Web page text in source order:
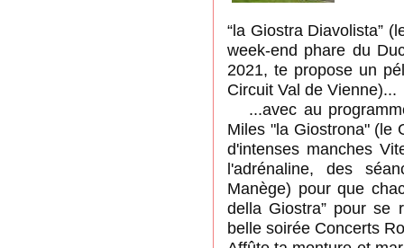
“la Giostra Diavolista”
week-end phare du
2021, te propose un
Circuit Val de Vienne)...
...avec au
Miles "la Giostrona" (le
d'intenses manches
l'adrénaline, des
Manège) pour que
della Giostra” pour se
belle soirée Concerts